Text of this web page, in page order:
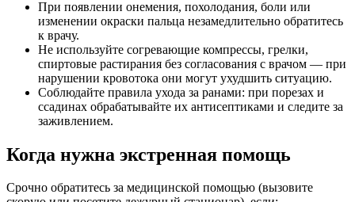
При появлении онемения, похолодания, боли или
изменении окраски пальца незамедлительно обратитесь
к врачу.
Не используйте согревающие компрессы, грелки,
спиртовые растирания без согласования с врачом — при
нарушении кровотока они могут ухудшить ситуацию.
Соблюдайте правила ухода за ранами: при порезах и
ссадинах обрабатывайте их антисептиками и следите за
заживлением.
Когда нужна экстренная помощь
Срочно обратитесь за медицинской помощью (вызовите